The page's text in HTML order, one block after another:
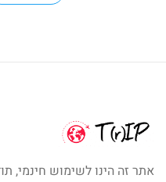
אתר זה הינו לשימוש חינמי,